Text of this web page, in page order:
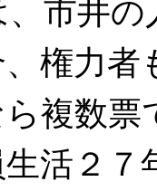
市井の
権力
複数票
活２